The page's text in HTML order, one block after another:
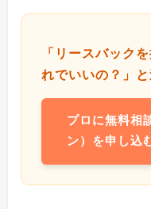
「リースバック
れでいいの？」
プロに無料相
ン）を申し込